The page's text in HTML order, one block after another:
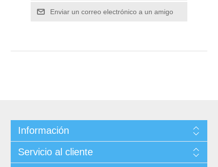
Información
Servicio al cliente